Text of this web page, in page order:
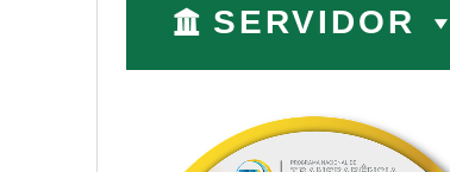
SERVIDOR